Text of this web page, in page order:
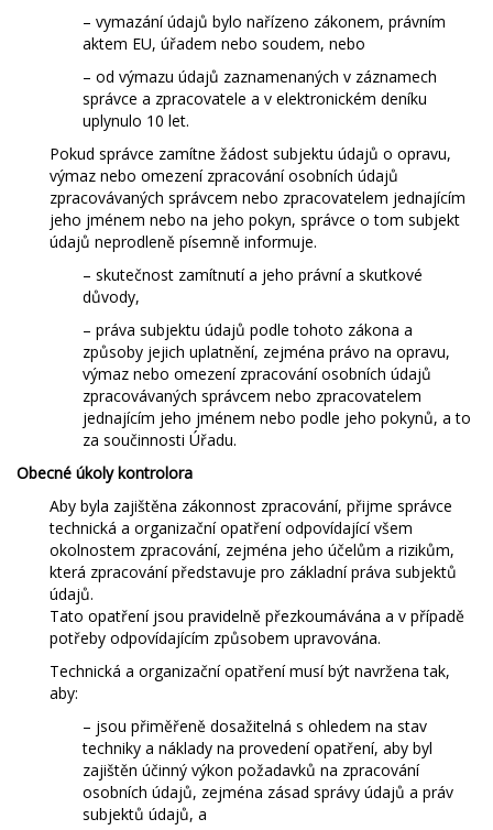
– vymazání údajů bylo nařízeno zákonem, právním
aktem EU, úřadem nebo soudem, nebo
– od výmazu údajů zaznamenaných v záznamech
správce a zpracovatele a v elektronickém deníku
uplynulo 10 let.
Pokud správce zamítne žádost subjektu údajů o opravu,
výmaz nebo omezení zpracování osobních údajů
zpracovávaných správcem nebo zpracovatelem jednajícím
jeho jménem nebo na jeho pokyn, správce o tom subjekt
údajů neprodleně písemně informuje.
– skutečnost zamítnutí a jeho právní a skutkové
důvody,
– práva subjektu údajů podle tohoto zákona a
způsoby jejich uplatnění, zejména právo na opravu,
výmaz nebo omezení zpracování osobních údajů
zpracovávaných správcem nebo zpracovatelem
jednajícím jeho jménem nebo podle jeho pokynů, a to
za součinnosti Úřadu.
Obecné úkoly kontrolora
Aby byla zajištěna zákonnost zpracování, přijme správce
technická a organizační opatření odpovídající všem
okolnostem zpracování, zejména jeho účelům a rizikům,
která zpracování představuje pro základní práva subjektů
údajů.
Tato opatření jsou pravidelně přezkoumávána a v případě
potřeby odpovídajícím způsobem upravována.
Technická a organizační opatření musí být navržena tak,
aby:
– jsou přiměřeně dosažitelná s ohledem na stav
techniky a náklady na provedení opatření, aby byl
zajištěn účinný výkon požadavků na zpracování
osobních údajů, zejména zásad správy údajů a práv
subjektů údajů, a